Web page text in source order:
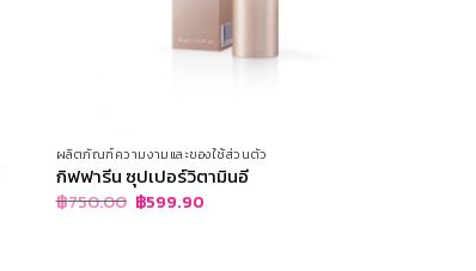
ผลิตภัณฑ์ความงามและของใช้ส่วนตัว
กิฟฟารีน ซุปเปอร์วิตามินอี
฿750.00 Original
price
฿599.90